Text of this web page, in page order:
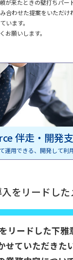
が来たときの壁打ちパー
合わせた提案をいただけ
います。
お願いします。
伴走・開発
運用できる、開発して利
をリードし
をリードした下
せていただきた